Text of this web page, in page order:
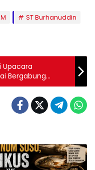
ST Burhanuddin
Upacara
Bergabung